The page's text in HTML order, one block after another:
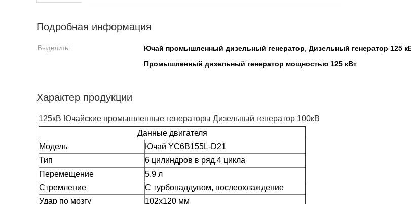
Подробная информация
Выделить: Ючай промышленный дизельный генератор, Дизельный генератор 125
Промышленный дизельный генератор мощностью 125 кВт
Характер продукции
125кВ Ючайские промышленные генераторы Дизельный генератор 100кВ
Данные двигателя
Модель
Ючай YC6B155L-D21
Тип
6 цилиндров в ряд,4 цикла
Перемещение
5.9 л
Стремление
С турбонаддувом, послеохлаждение
Удар по мозгу
102х120 мм